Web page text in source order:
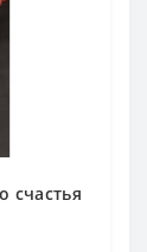
счастья